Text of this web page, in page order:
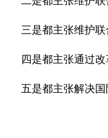
三是都主张维护
四是都主张通过
五是都主张解决